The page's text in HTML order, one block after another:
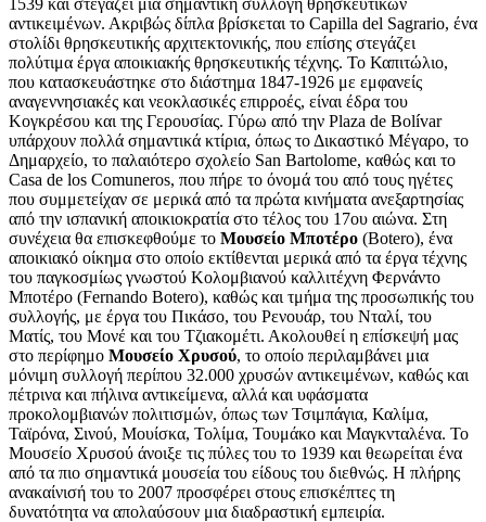
1539 και στεγάζει μια σημαντική συλλογή θρησκευτικών
αντικειμένων. Ακριβώς δίπλα βρίσκεται το Capilla del Sagrario, ένα
στολίδι θρησκευτικής αρχιτεκτονικής, που επίσης στεγάζει
πολύτιμα έργα αποικιακής θρησκευτικής τέχνης. Το Καπιτώλιο,
που κατασκευάστηκε στο διάστημα 1847-1926 με εμφανείς
αναγεννησιακές και νεοκλασικές επιρροές, είναι έδρα του
Κογκρέσου και της Γερουσίας. Γύρω από την Plaza de Bolívar
υπάρχουν πολλά σημαντικά κτίρια, όπως το Δικαστικό Μέγαρο, το
Δημαρχείο, το παλαιότερο σχολείο San Bartolome, καθώς και το
Casa de los Comuneros, που πήρε το όνομά του από τους ηγέτες
που συμμετείχαν σε μερικά από τα πρώτα κινήματα ανεξαρτησίας
από την ισπανική αποικιοκρατία στο τέλος του 17ου αιώνα. Στη
συνέχεια θα επισκεφθούμε το Μουσείο Μποτέρο (Botero), ένα
αποικιακό οίκημα στο οποίο εκτίθενται μερικά από τα έργα τέχνης
του παγκοσμίως γνωστού Κολομβιανού καλλιτέχνη Φερνάντο
Μποτέρο (Fernando Botero), καθώς και τμήμα της προσωπικής του
συλλογής, με έργα του Πικάσο, του Ρενουάρ, του Νταλί, του
Ματίς, του Μονέ και του Τζιακομέτι. Ακολουθεί η επίσκεψή μας
στο περίφημο Μουσείο Χρυσού, το οποίο περιλαμβάνει μια
μόνιμη συλλογή περίπου 32.000 χρυσών αντικειμένων, καθώς και
πέτρινα και πήλινα αντικείμενα, αλλά και υφάσματα
προκολομβιανών πολιτισμών, όπως των Τσιμπάγια, Καλίμα,
Ταϊρόνα, Σινού, Μουίσκα, Τολίμα, Τουμάκο και Μαγκνταλένα. Το
Μουσείο Χρυσού άνοιξε τις πύλες του το 1939 και θεωρείται ένα
από τα πιο σημαντικά μουσεία του είδους του διεθνώς. Η πλήρης
ανακαίνισή του το 2007 προσφέρει στους επισκέπτες τη
δυνατότητα να απολαύσουν μια διαδραστική εμπειρία.